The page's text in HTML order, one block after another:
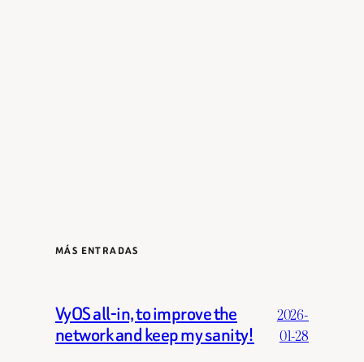
MÁS ENTRADAS
VyOS all-in, to improve the
network and keep my sanity!
2026-
01-28